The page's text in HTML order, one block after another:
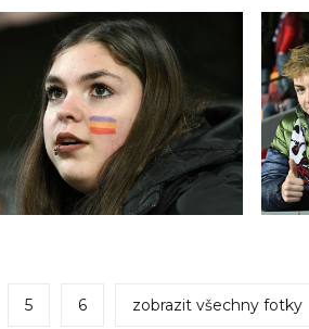
5 6 zobrazit všechny fotky